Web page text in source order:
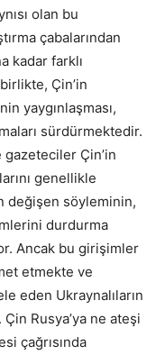
olan bu
çabalarından
kadar farklı
Çin’in
yaygınlaşması,
sürdürmektedir.
gazeteciler Çin’in
genellikle
değişen söyleminin,
durdurma
Ancak bu girişimler
etmekte ve
eden Ukraynalıların
Rusya’ya ne ateşi
çağrısında